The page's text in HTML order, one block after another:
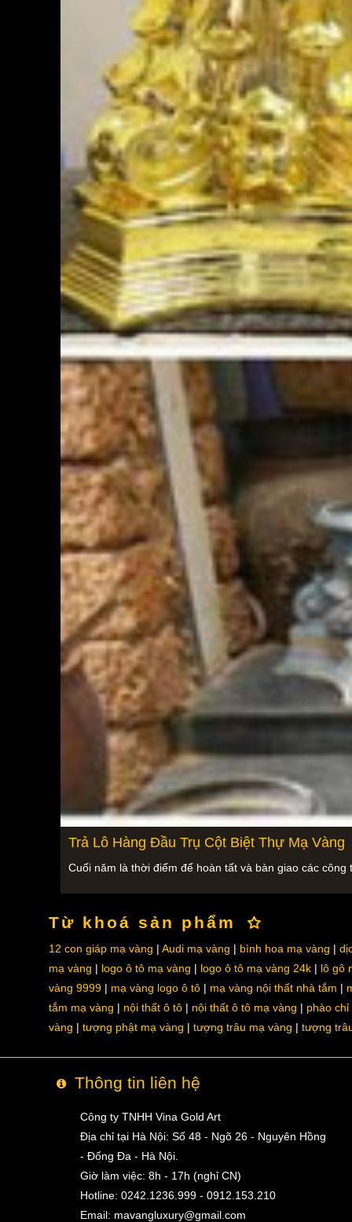
Trả Lô Hàng Đầu Trụ Cột Biệt Thự Mạ Vàng
Cuối năm là thời điểm để hoàn tất và bàn giao các
Từ khoá sản phẩm
12 con giáp mạ vàng Audi mạ vàng bình hoa mạ vàng
mạ vàng
logo ô tô mạ vàng logo ô tô mạ vàng 24k
lô gô
vàng 9999
mạ vàng logo ô tô mạ vàng nội thất nhà tắm
tắm mạ vàng
nội thất ô tô nội thất ô tô mạ vàng
phào chỉ
vàng
tượng phật mạ vàng tượng trâu mạ vàng tượng
Thông tin liên hệ
Công ty TNHH Vina Gold Art
Địa chỉ tại Hà Nội: Số 48 - Ngõ 26 - Nguyên Hồng
- Đống Đa - Hà Nội.
Giờ làm việc: 8h - 17h (nghỉ CN)
Hotline: 0242.1236.999 - 0912.153.210
Email: mavangluxury@gmail.com